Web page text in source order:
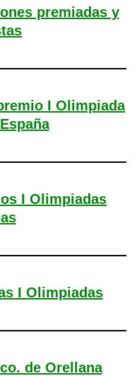
premiadas y
I Olimpiada
I Olimpiadas
I Olimpiadas
de Orellana